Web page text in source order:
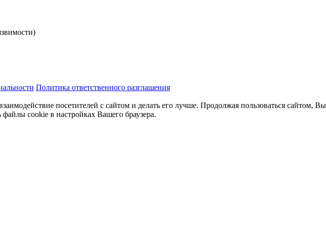
Политика ответственного разглашения
посетителей с сайтом и делать его лучше. Продолжая пользоваться сайтом,
cookie в настройках Вашего браузера.